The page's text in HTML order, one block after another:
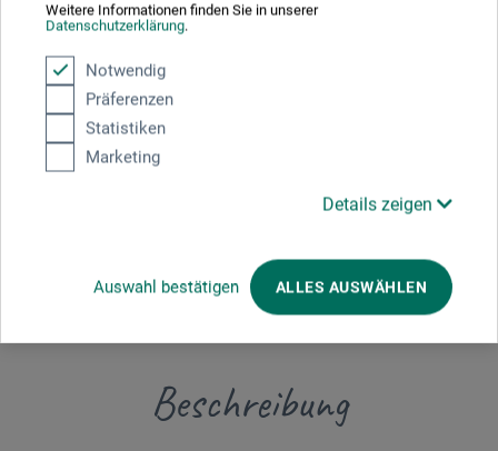
Weitere Informationen finden Sie in unserer
Datenschutzerklärung.
Notwendig
Präferenzen
Statistiken
Marketing
Details zeigen
Auswahl bestätigen ALLES AUSWÄHLEN
Mit einer aufrüttelnden und nachdenklich stimmenden
Auswahl seiner Bilder entführt uns der BBC Wildlife
Photographer of the Year Paul Nicklen tief in eine Welt, die er
liebt. Seine in Polarlicht getauchten Fotografien beschreiten
neue...
Bewertungen
Beschreibung